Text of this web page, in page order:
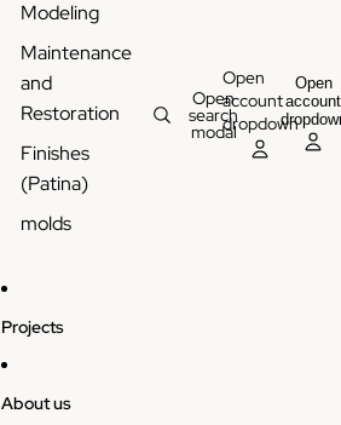
Modeling
Maintenance
and
Restoration
Finishes
(Patina)
molds
Projects
About us
Open
search
modal
Open
account
dropdown
Open
account